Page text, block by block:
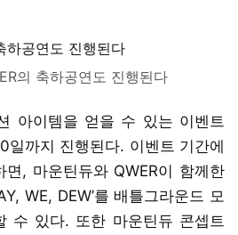
의 축하공연도 진행된다
아이템을 얻을 수 있는 이벤트
일까지 진행된다. 이벤트 기간에
, 마운틴듀와 QWER이 함께한
WE, DEW’를 배틀그라운드 모
수 있다. 또한 마운틴듀 콘셉트